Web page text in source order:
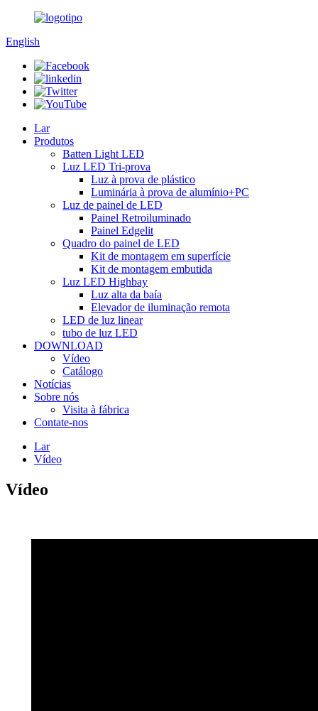
English
Lar
Produtos
Batten Light LED
Luz LED Tri-prova
Luz à prova de plástico
Luminária à prova de alumínio+PC
Luz de painel de LED
Painel Retroiluminado
Painel Edgelit
Quadro do painel de LED
Kit de montagem em superfície
Kit de montagem embutida
Luz LED Highbay
Luz alta da baía
Elevador de iluminação remota
LED de luz linear
tubo de luz LED
DOWNLOAD
Vídeo
Catálogo
Notícias
Sobre nós
Visita à fábrica
Contate-nos
Lar
Vídeo
Vídeo